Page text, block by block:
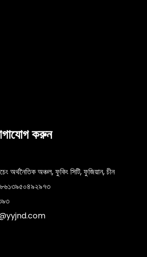
করুন
অর্থনৈতিক অঞ্চল, ফুকিং সিটি, ফুজিয়ান, চীন
৮৬১৩৯৫০৪৯২৯৭৩